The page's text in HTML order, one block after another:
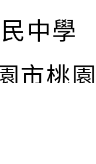
中學
市桃